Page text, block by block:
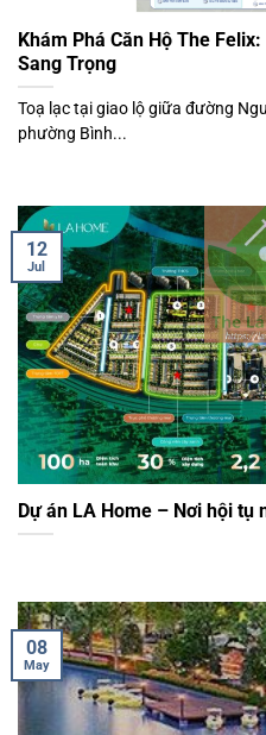
Khám Phá Căn Hộ The
Sang Trọng
Toạ lạc tại giao lộ giữa đường
phường Bình...
Dự án LA Home – Nơi hội
12
Jul
08
May